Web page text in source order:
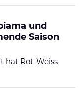
und
Saison
hat Rot-Weiss